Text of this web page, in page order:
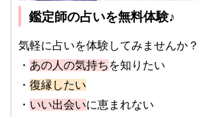
鑑定師の占いを無料体験♪
気軽に占いを体験してみませんか？
・ あの人の気持ち を知りたい
・ 復縁したい
・ いい出会いに恵まれない